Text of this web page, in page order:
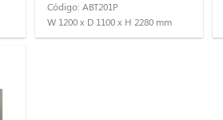
Código: ABT201P
W 1200 x D 1100 x H 2280 mm